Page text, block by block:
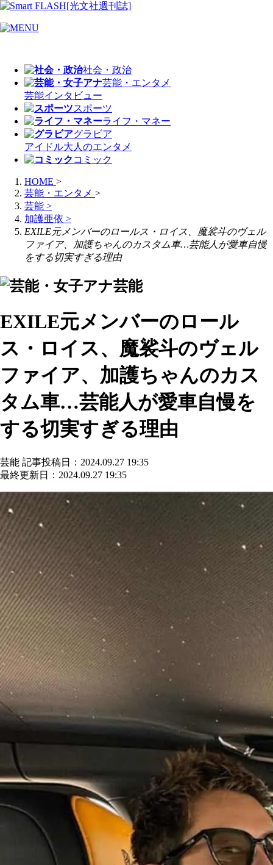
社会・政治
芸能・エンタメ
芸能インタビュー
スポーツ
ライフ・マネー
グラビア
アイドル大人のエンタメ
コミック
HOME >
芸能・エンタメ >
芸能 >
加護亜依 >
EXILE元メンバーのロールス・ロイス、魔裟斗のヴェル
ファイア、加護ちゃんのカスタム車…芸能人が愛車自慢
をする切実すぎる理由
芸能
EXILE元メンバーのロール
ス・ロイス、魔裟斗のヴェル
ファイア、加護ちゃんのカス
タム車…芸能人が愛車自慢を
する切実すぎる理由
芸能 記事投稿日：2024.09.27 19:35
最終更新日：2024.09.27 19:35